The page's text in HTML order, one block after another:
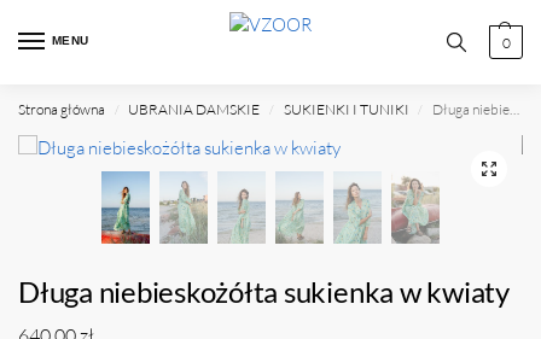
MENU 0
Strona główna / UBRANIA DAMSKIE / SUKIENKI I TUNIKI / Długa niebieskożółta sukienka w kwiaty
Długa niebieskożółta sukienka w kwiaty